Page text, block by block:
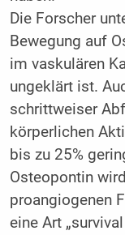
Die Forscher
Bewegung auf
im vaskulären
ungeklärt ist.
schrittweiser
körperlichen
bis zu 25%
Osteopontin
proangiogenen
eine Art